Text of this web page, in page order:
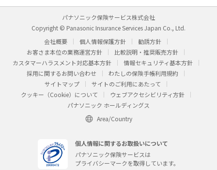
パナソニック保険サービス株式会社
Copyright © Panasonic Insurance Services Japan Co., Ltd.
会社概要
個人情報保護方針
勧誘方針
お客さま本位の業務運営方針
比較説明・推奨販売方針
カスタマーハラスメント対応基本方針
情報セキュリティ基本方針
採用に関するお問い合わせ
わたしの保険手帳利用規約
サイトマップ
サイトのご利用にあたって
クッキー（Cookie）について
ウェブアクセシビリティ方針
パナソニック ホールディングス
Area/Country
個人情報に関するお取扱いについて
パナソニック保険サービスは
プライバシーマークを取得しています。